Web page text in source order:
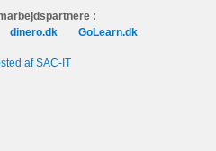
:
dinero.dk GoLearn.dk
af SAC-IT